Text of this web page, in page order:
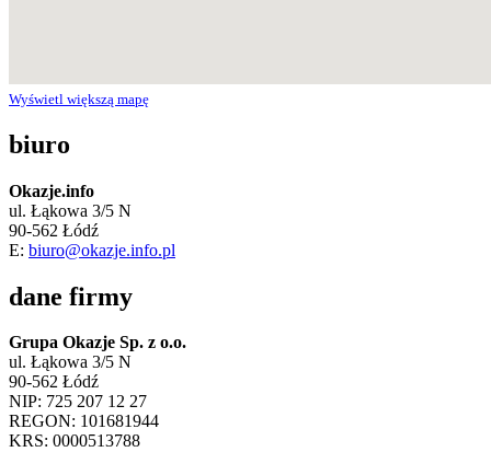
Wyświetl większą mapę
biuro
Okazje.info
ul. Łąkowa 3/5 N
90-562 Łódź
E: biuro@okazje.info.pl
dane firmy
Grupa Okazje Sp. z o.o.
ul. Łąkowa 3/5 N
90-562 Łódź
NIP: 725 207 12 27
REGON: 101681944
KRS: 0000513788